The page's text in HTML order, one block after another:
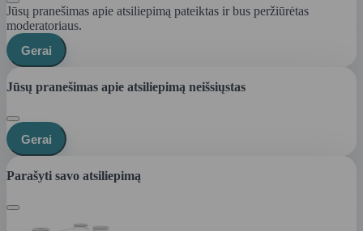
Jūsų pranešimas apie atsiliepimą pateiktas ir bus peržiūrėtas
moderatoriaus.
Gerai
Jūsų pranešimas apie atsiliepimą neišsiųstas
Gerai
Parašyti savo atsiliepimą